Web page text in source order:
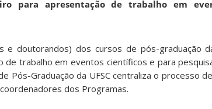
para apresentação de trabalho em
e doutorandos) dos cursos de pós-graduação
de trabalho em eventos científicos e para
Pós-Graduação da UFSC centraliza o processo
dos Programas.